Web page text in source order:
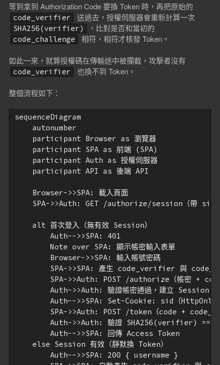
等到拿到 Authorization Code 要換 Token 時，再把原始的
code_verifier 送過去，授權伺服器會重新計算一次
SHA256(verifier) ，比對是否和當初的
code_challenge 相符，相符才核發 Token。
如此一來，就算授權碼在傳輸途中被攔截，攻擊者沒有
code_verifier 也換不到 Token。
整個流程如下：
sequenceDiagram
    autonumber
    participant Browser as 瀏覽器
    participant SPA as 前端 (SPA)
    participant Auth as 授權伺服器
    participant API as 後端 API
    Browser->>SPA: 載入頁面
SPA->>Auth: GET /authorize/session（帶 sid
    alt 首次登入（無有效 Session）
        Auth-->>SPA: 401
        Note over SPA: 顯示帳密輸入表單
        Browser->>SPA: 輸入帳號密碼
SPA->>SPA: 產生 code_verifier 與
SPA->>Auth: POST /authorize（帳密 +
        Auth->>Auth: 驗證帳密通過，建立 Session
Auth-->>SPA: Set-Cookie: sid（HttpOnly
SPA->>Auth: POST /token（code +
Auth->>Auth: 驗證 SHA256(verifier) ==
        Auth-->>SPA: 回傳 Access Token
    else Session 有效（靜默換 Token）
        Auth-->>SPA: 200 { username }